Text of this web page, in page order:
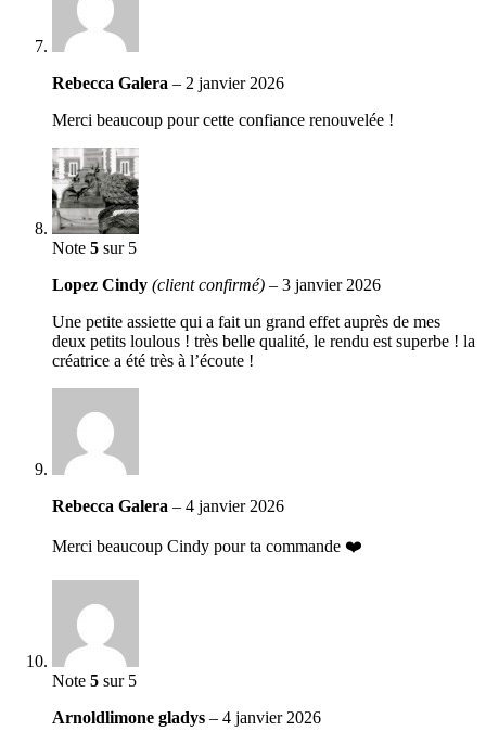
Rebecca Galera – 2 janvier 2026
Merci beaucoup pour cette confiance renouvelée !
Note 5 sur 5
Lopez Cindy (client confirmé) – 3 janvier 2026
Une petite assiette qui a fait un grand effet auprès de mes
deux petits loulous ! très belle qualité, le rendu est superbe ! la
créatrice a été très à l’écoute !
Rebecca Galera – 4 janvier 2026
Merci beaucoup Cindy pour ta commande ❤️
Note 5 sur 5
Arnoldlimone gladys – 4 janvier 2026